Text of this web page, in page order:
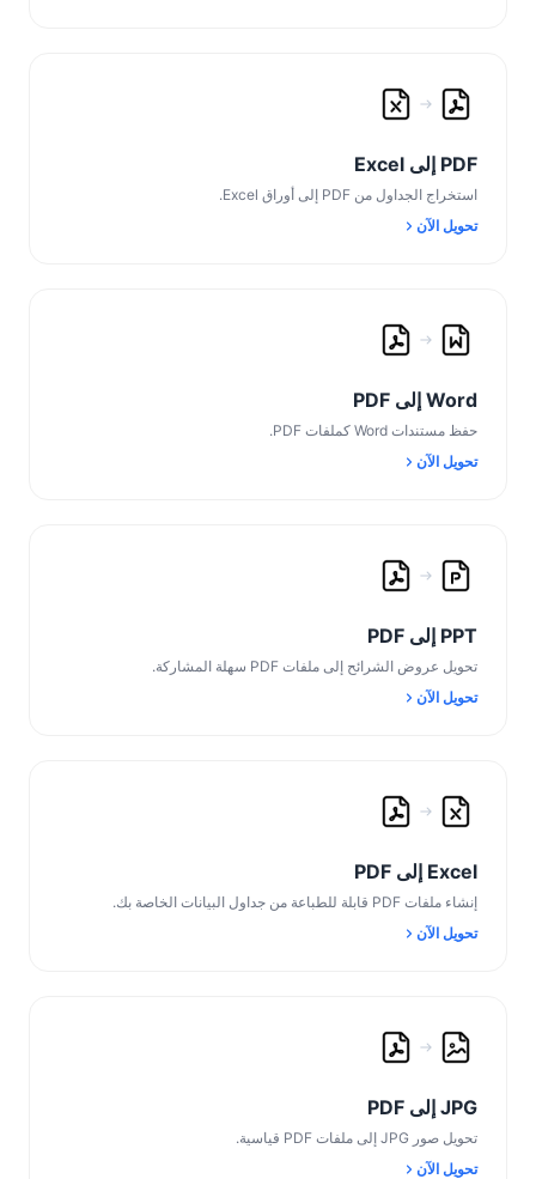
PDF إلى Excel
استخراج الجداول من PDF إلى أوراق Excel.
تحويل الآن
Word إلى PDF
حفظ مستندات Word كملفات PDF.
تحويل الآن
PPT إلى PDF
تحويل عروض الشرائح إلى ملفات PDF سهلة المشاركة.
تحويل الآن
Excel إلى PDF
إنشاء ملفات PDF قابلة للطباعة من جداول البيانات الخاصة بك.
تحويل الآن
JPG إلى PDF
تحويل صور JPG إلى ملفات PDF قياسية.
تحويل الآن